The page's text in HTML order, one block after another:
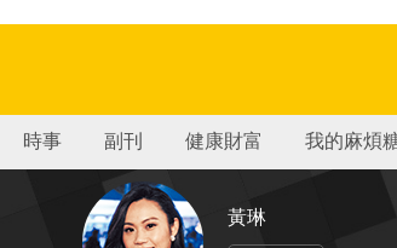
時事 副刊 健康財富 我的麻煩
黃琳